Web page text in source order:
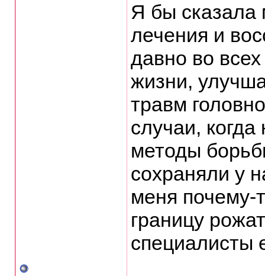
Я бы сказала
лечения и
давно во
жизни,
травм
случаи,
методы
сохраняли у
меня почему-
границу
специалисты